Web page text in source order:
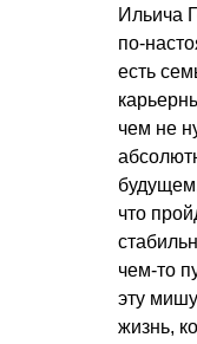
Ильича
по-
есть
чем не
что
чем-то
эту
жизнь,